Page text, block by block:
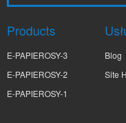
Products
E-PAPIEROSY-3
E-PAPIEROSY-2
E-PAPIEROSY-1
Blog
Site